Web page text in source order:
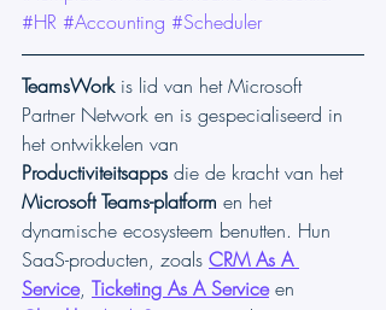
#HR #Accounting #Scheduler
TeamsWork is lid van het Microsoft
Partner Network en is gespecialiseerd in
het ontwikkelen van
Productiviteitsapps die de kracht van het
Microsoft Teams-platform en het
dynamische ecosysteem benutten. Hun
SaaS-producten, zoals CRM As A
Service, Ticketing As A Service en